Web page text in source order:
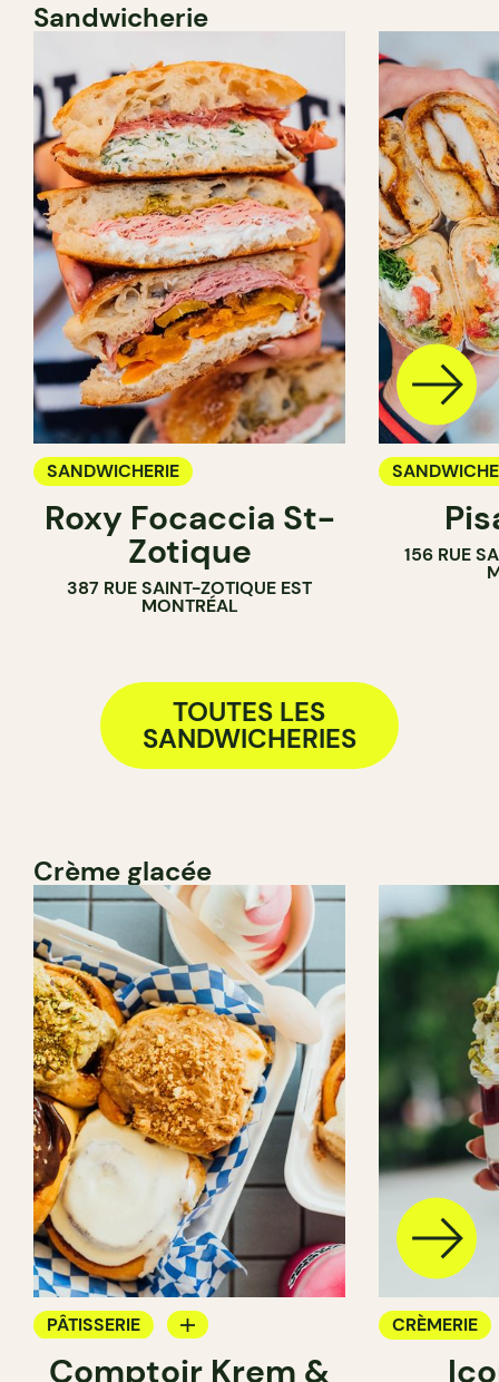
Sandwicherie
SANDWICHERIE
Roxy Focaccia St-
Zotique
387 RUE SAINT-ZOTIQUE EST
MONTRÉAL
156 RUE
TOUTES LES
SANDWICHERIES
Crème glacée
PÂTISSERIE
CRÈMERIE
Comptoir Krem &
CRÈMERIE